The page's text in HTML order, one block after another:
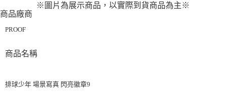
※圖片為展示商品，以實際到貨商品為主※
商品廠商
PROOF
商品名稱
排球少年 場景寫真 閃亮徽章9